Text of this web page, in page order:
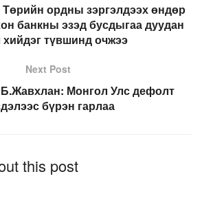
ордны зэргэлдээх өндөр
банкны эзэд бусдыгаа дуудан
хийдэг түвшинд очжээ
Next Post
Монгол Улс дефолт
бүрэн гарлаа
this post